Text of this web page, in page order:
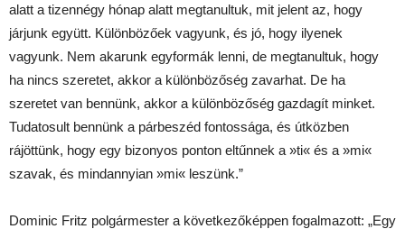
alatt a tizennégy hónap alatt megtanultuk, mit jelent az, hogy
járjunk együtt. Különbözőek vagyunk, és jó, hogy ilyenek
vagyunk. Nem akarunk egyformák lenni, de megtanultuk, hogy
ha nincs szeretet, akkor a különbözőség zavarhat. De ha
szeretet van bennünk, akkor a különbözőség gazdagít minket.
Tudatosult bennünk a párbeszéd fontossága, és útközben
rájöttünk, hogy egy bizonyos ponton eltűnnek a »ti« és a »mi«
szavak, és mindannyian »mi« leszünk.”
Dominic Fritz polgármester a következőképpen fogalmazott: „Egy